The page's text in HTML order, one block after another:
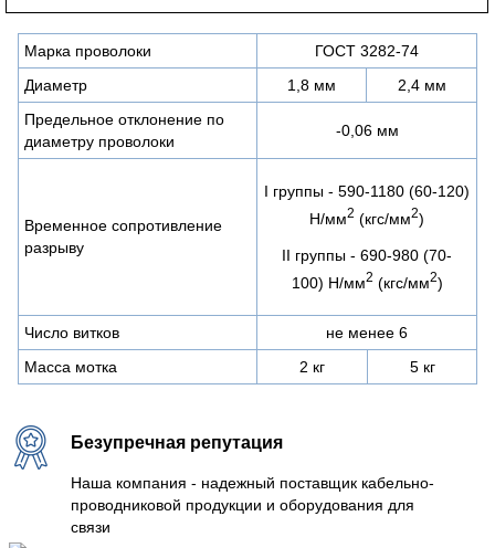
Марка проволоки
ГОСТ 3282-74
Диаметр
1,8 мм
2,4 мм
Предельное отклонение по
диаметру проволоки
-0,06 мм
Временное сопротивление
разрыву
I группы - 590-1180 (60-120)
Н/мм2 (кгс/мм2)
II группы - 690-980 (70-
100) Н/мм2 (кгс/мм2)
Число витков
не менее 6
Масса мотка
2 кг 5 кг
Безупречная репутация
Наша компания - надежный поставщик кабельно-
проводниковой продукции и оборудования для
связи